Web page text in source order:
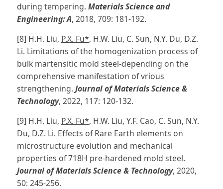
during tempering. Materials Science and
Engineering: A, 2018, 709: 181-192.
[8] H.H. Liu, P.X. Fu*, H.W. Liu, C. Sun, N.Y. Du, D.Z.
Li. Limitations of the homogenization process of
bulk martensitic mold steel-depending on the
comprehensive manifestation of vrious
strengthening. Journal of Materials Science &
Technology, 2022, 117: 120-132.
[9] H.H. Liu, P.X. Fu*, H.W. Liu, Y.F. Cao, C. Sun, N.Y.
Du, D.Z. Li. Effects of Rare Earth elements on
microstructure evolution and mechanical
properties of 718H pre-hardened mold steel.
Journal of Materials Science & Technology, 2020,
50: 245-256.